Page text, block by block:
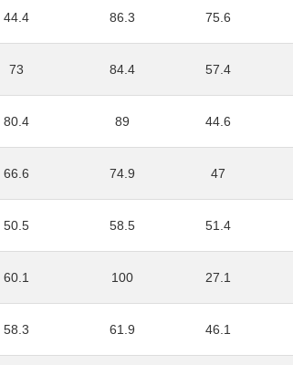
44.4 86.3 75.6
73 84.4 57.4
80.4 89 44.6
66.6 74.9 47
50.5 58.5 51.4
60.1 100 27.1
58.3 61.9 46.1